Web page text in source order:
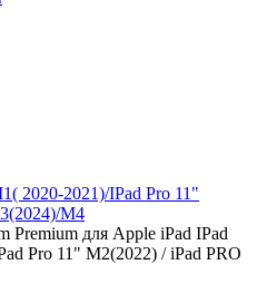
2020-2021)/IPad Pro 11"
M4
Premium для Apple iPad IPad
Pro 11" М2(2022) / iPad PRO